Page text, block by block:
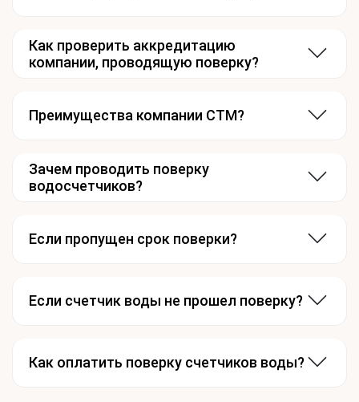
Как проверить аккредитацию
компании, проводящую поверку?
Преимущества компании СТМ?
Зачем проводить поверку
водосчетчиков?
Если пропущен срок поверки?
Если счетчик воды не прошел поверку?
Как оплатить поверку счетчиков воды?